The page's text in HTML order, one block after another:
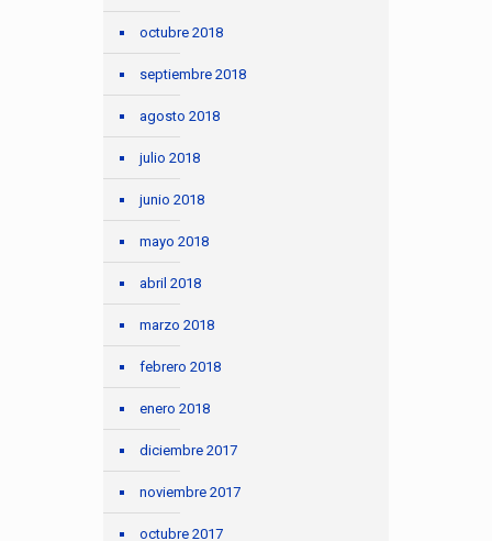
octubre 2018
septiembre 2018
agosto 2018
julio 2018
junio 2018
mayo 2018
abril 2018
marzo 2018
febrero 2018
enero 2018
diciembre 2017
noviembre 2017
octubre 2017